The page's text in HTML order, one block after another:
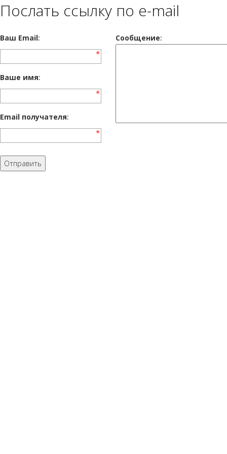
Послать ссылку по e-mail
Ваш Email: Cообщение:
Ваше имя:
Email получателя: